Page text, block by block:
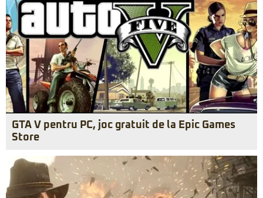
GTA V pentru PC, joc gratuit de la Epic Games
Store